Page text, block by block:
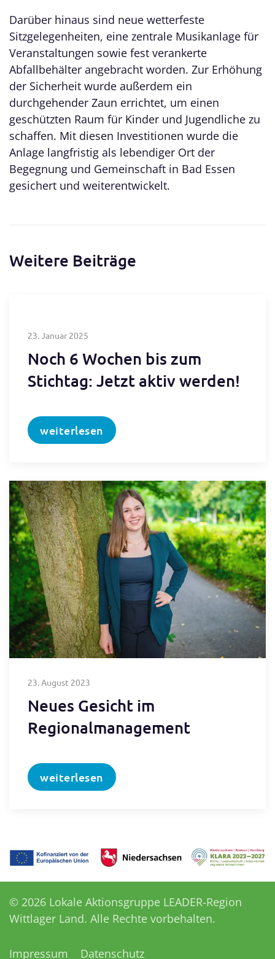
Darüber hinaus sind neue wetterfeste
Sitzgelegenheiten, eine zentrale Musikanlage für
Veranstaltungen sowie fest verankerte
Abfallbehälter angebracht worden. Zur Erhöhung
der Sicherheit wurde außerdem ein
durchgehender Zaun errichtet, um einen
geschützten Raum für Kinder und Jugendliche zu
schaffen. Mit diesen Investitionen wurde die
Anlage langfristig als lebendiger Ort der
Begegnung und Gemeinschaft in Bad Essen
gesichert und weiterentwickelt.
Weitere Beiträge
23. Januar 2025
Noch 6 Wochen bis zum
Stichtag: Jetzt aktiv werden!
weiterlesen
23. August 2023
Neues Gesicht im
Regionalmanagement
weiterlesen
© 2026 Lokale Aktionsgruppe LEADER-Region
Wittlager Land. Alle Rechte vorbehalten.
Impressum Datenschutz